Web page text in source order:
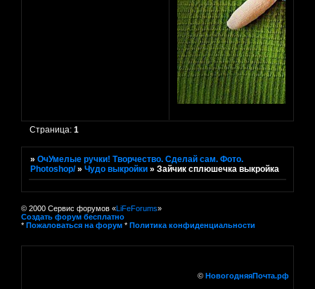
Страница:1
»ОчУмелые ручки! Творчество. Сделай сам. Фото.
Photoshop/ »Чудо выкройки »Зайчик сплюшечка выкройка
© 2000 Сервис форумов «LiFeForums»
Создать форум бесплатно
* Пожаловаться на форум * Политика конфиденциальности
© НовогодняяПочта.рф